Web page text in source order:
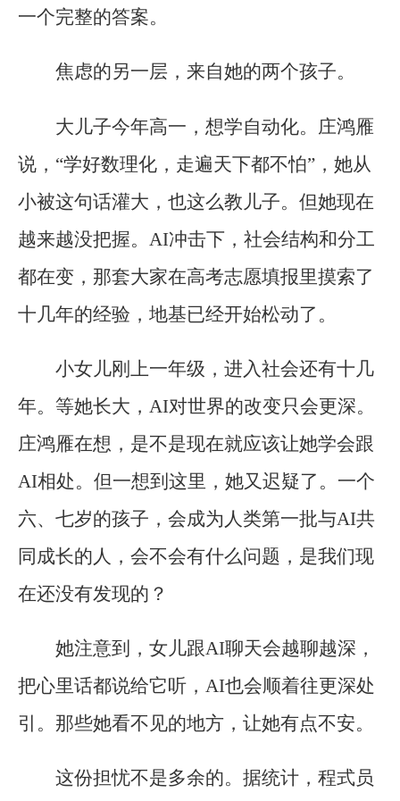
一个完整的答案。
焦虑的另一层，来自她的两个孩子。
大儿子今年高一，想学自动化。庄鸿雁
说，“学好数理化，走遍天下都不怕”，她从
小被这句话灌大，也这么教儿子。但她现在
越来越没把握。AI冲击下，社会结构和分工
都在变，那套大家在高考志愿填报里摸索了
十几年的经验，地基已经开始松动了。
小女儿刚上一年级，进入社会还有十几
年。等她长大，AI对世界的改变只会更深。
庄鸿雁在想，是不是现在就应该让她学会跟
AI相处。但一想到这里，她又迟疑了。一个
六、七岁的孩子，会成为人类第一批与AI共
同成长的人，会不会有什么问题，是我们现
在还没有发现的？
她注意到，女儿跟AI聊天会越聊越深，
把心里话都说给它听，AI也会顺着往更深处
引。那些她看不见的地方，让她有点不安。
这份担忧不是多余的。据统计，程式员